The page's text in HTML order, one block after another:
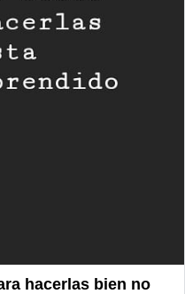
hacerlas bien no